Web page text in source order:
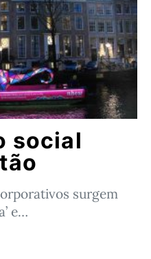
social
surgem
e…